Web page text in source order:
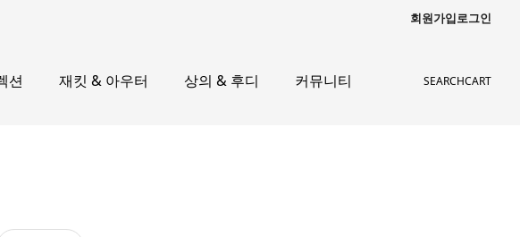
회원가입로그인
션 재킷 & 아우터 상의 & 후디 커뮤니티 SEARCHCART